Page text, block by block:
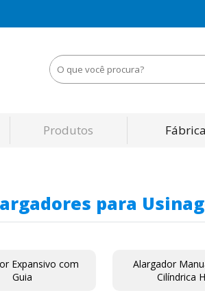
Produtos Fábrica
para
Expansivo com
Guia
Alargador
Cilíndrica